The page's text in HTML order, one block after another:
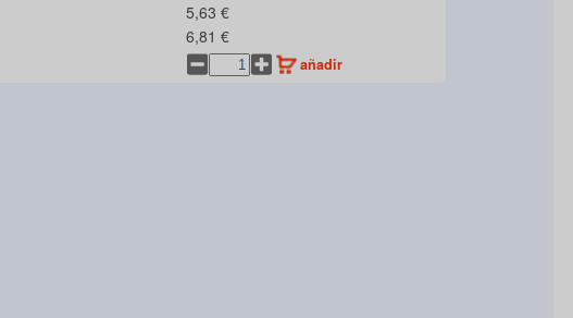
5,63 €
6,81 €
añadir